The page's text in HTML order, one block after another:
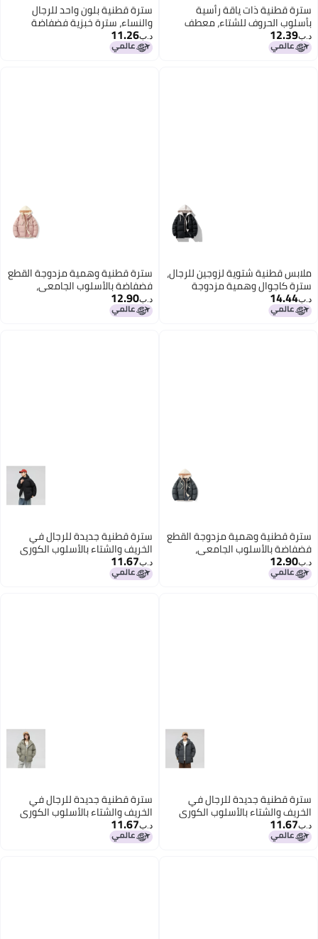
سترة قطنية ذات ياقة رأسية
بأسلوب الحروف للشتاء، معطف
قطني سميك شعبي للرجال
والنساء، ملابس خارجية متعددة
د.ب‏12.39
سترة قطنية بلون واحد للرجال
والنساء، سترة خبزية فضفاضة
عصرية لزوجين ذات ياقة رأسية،
معطف قطني سميك متعدد
د.ب‏11.26
ملابس قطنية شتوية لزوجين للرجال،
سترة كاجوال وهمية مزدوجة
القطع فضفاضة ذات غطاء قابل
للإزالة بحجم كبير للنساء، سترة خبزية
د.ب‏14.44
سترة قطنية وهمية مزدوجة القطع
فضفاضة بالأسلوب الجامعي،
معطف خبز سميك للطلاب في
الشتاء لزوجين، سترة قطنية
د.ب‏12.90
سترة قطنية وهمية مزدوجة القطع
فضفاضة بالأسلوب الجامعي،
معطف خبز سميك للطلاب في
الشتاء لزوجين، سترة قطنية
د.ب‏12.90
سترة قطنية جديدة للرجال في
الخريف والشتاء بالأسلوب الكوري
العصري فضفاضة سميكة، معطف
قطني كاجوال للنساء لزوجين
د.ب‏11.67
سترة قطنية جديدة للرجال في
الخريف والشتاء بالأسلوب الكوري
العصري فضفاضة سميكة، معطف
قطني كاجوال للنساء لزوجين
د.ب‏11.67
سترة قطنية جديدة للرجال في
الخريف والشتاء بالأسلوب الكوري
العصري فضفاضة سميكة، معطف
قطني كاجوال للنساء لزوجين
د.ب‏11.67